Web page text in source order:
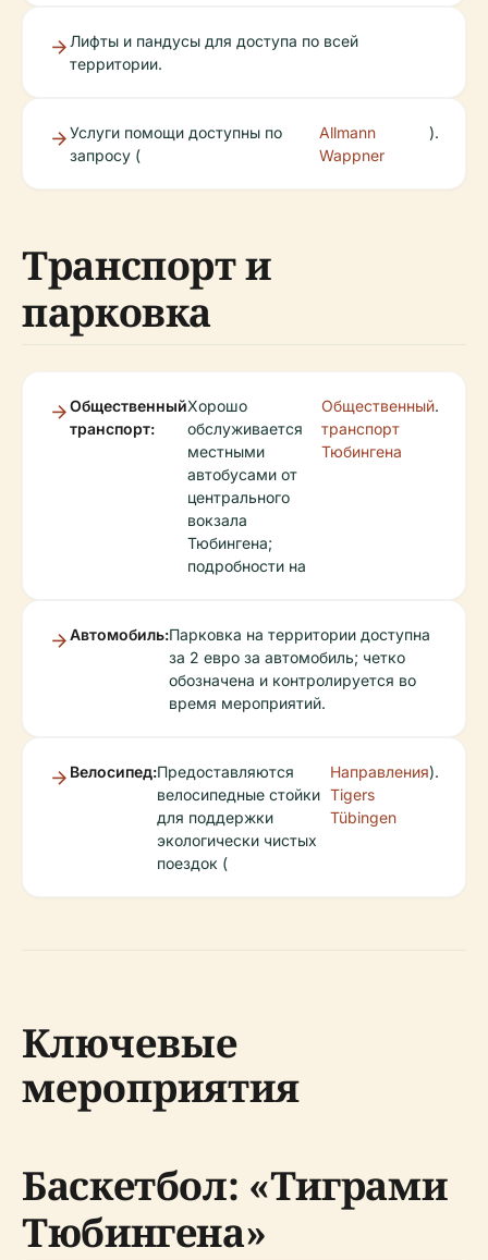
Лифты и пандусы для доступа по всей
территории.
Услуги помощи доступны по
запросу (
Allmann
Wappner
).
Транспорт и
парковка
Общественный
транспорт:
Хорошо
обслуживается
местными
автобусами от
центрального
вокзала
Тюбингена;
подробности на
Общественный
транспорт
Тюбингена
.
Автомобиль:Парковка на территории доступна
за 2 евро за автомобиль; четко
обозначена и контролируется во
время мероприятий.
Велосипед:Предоставляются
велосипедные стойки
для поддержки
экологически чистых
поездок (
Направления
Tigers
Tübingen
).
Ключевые
мероприятия
Баскетбол: «Тиграми
Тюбингена»